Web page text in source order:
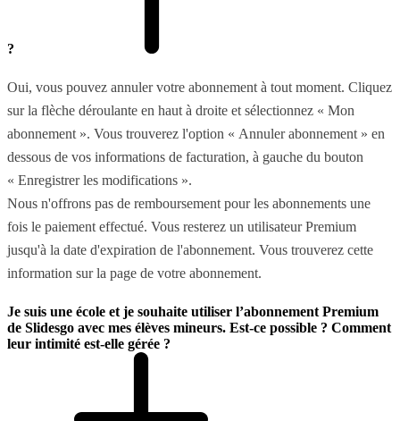
?
Oui, vous pouvez annuler votre abonnement à tout moment. Cliquez
sur la flèche déroulante en haut à droite et sélectionnez « Mon
abonnement ». Vous trouverez l'option « Annuler abonnement » en
dessous de vos informations de facturation, à gauche du bouton
« Enregistrer les modifications ».
Nous n'offrons pas de remboursement pour les abonnements une
fois le paiement effectué. Vous resterez un utilisateur Premium
jusqu'à la date d'expiration de l'abonnement. Vous trouverez cette
information sur la page de votre abonnement.
Je suis une école et je souhaite utiliser l’abonnement Premium
de Slidesgo avec mes élèves mineurs. Est-ce possible ? Comment
leur intimité est-elle gérée ?